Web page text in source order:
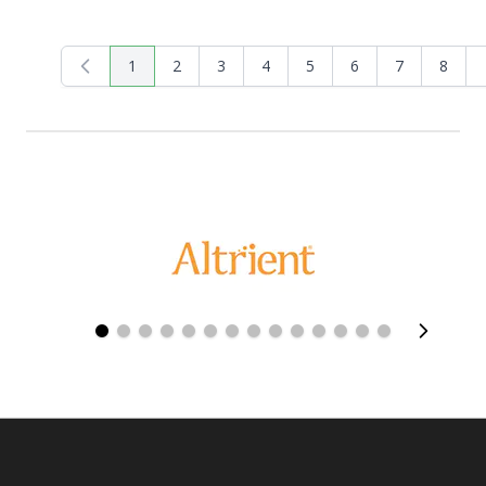
Actualmente estás leyendo página
1 Página
2 Página
3 Página
4 Página
5 Página
6 Página
7 Página
8